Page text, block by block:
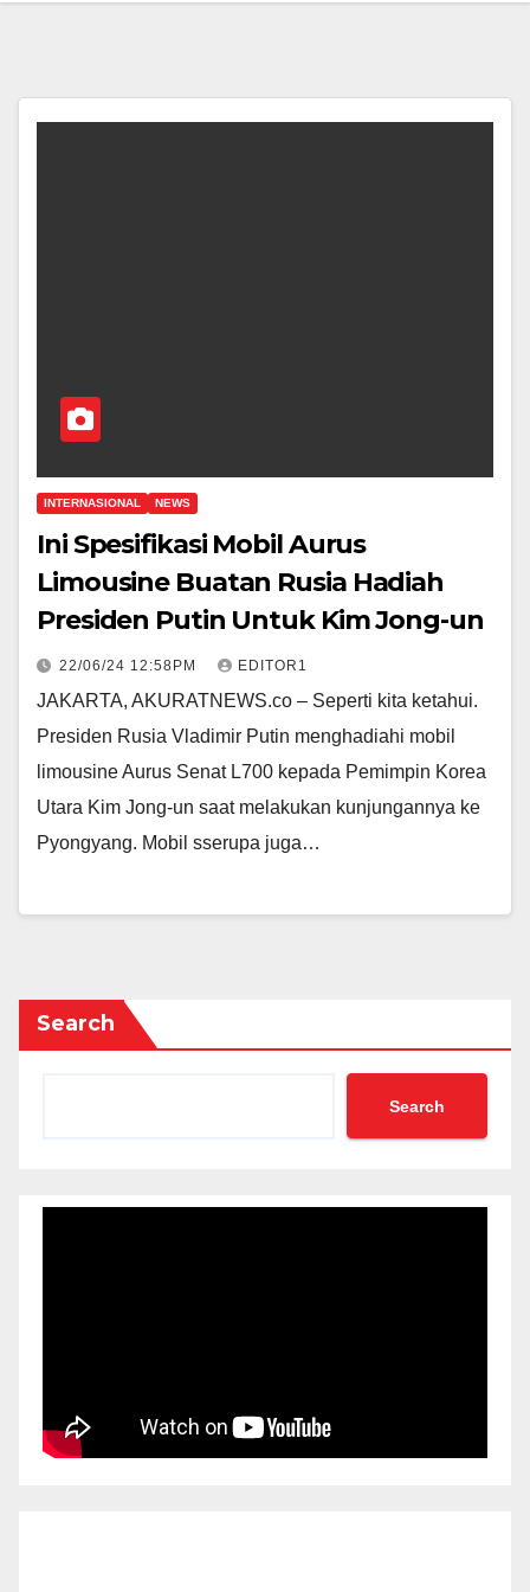
INTERNASIONAL NEWS
Ini Spesifikasi Mobil Aurus
Limousine Buatan Rusia Hadiah
Presiden Putin Untuk Kim Jong-un
22/06/24 12:58PM EDITOR1
JAKARTA, AKURATNEWS.co – Seperti kita ketahui.
Presiden Rusia Vladimir Putin menghadiahi mobil
limousine Aurus Senat L700 kepada Pemimpin Korea
Utara Kim Jong-un saat melakukan kunjungannya ke
Pyongyang. Mobil sserupa juga…
Search
Search